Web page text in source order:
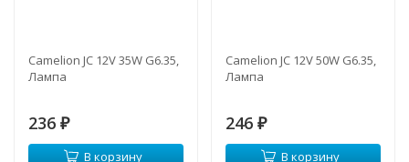
Camelion JC 12V 35W G6.35,
Лампа
236 ₽
В корзину
Camelion JC 12V 50W G6.35,
Лампа
246 ₽
В корзину